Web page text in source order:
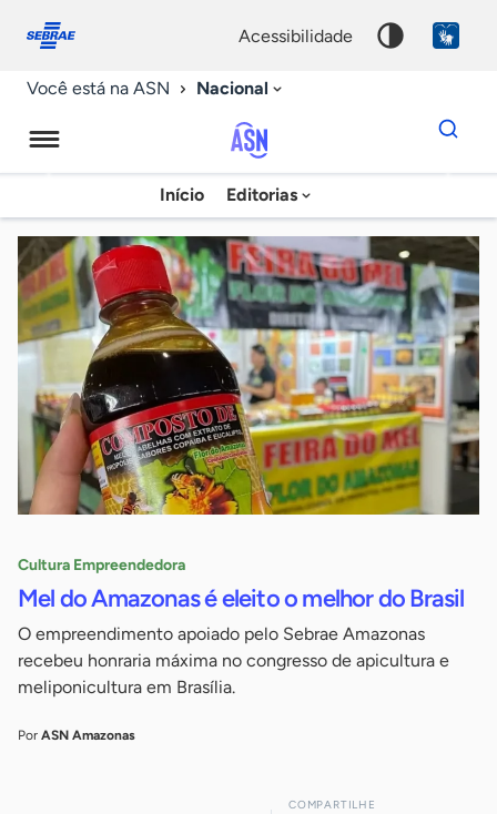
conosco
acessibilidade
Você está na ASN Nacional
Agência
Sebrae
de
Notícias
Início Editorias
Dados
para
chave
Cultura Empreendedora
Mel do Amazonas é eleito o melhor do Brasil
O empreendimento apoiado pelo Sebrae Amazonas
recebeu honraria máxima no congresso de apicultura e
meliponicultura em Brasília.
Por ASN Amazonas
COMPARTILHE